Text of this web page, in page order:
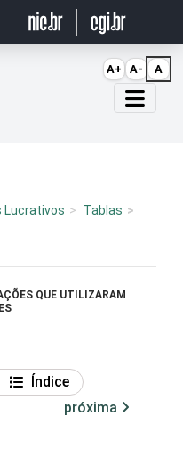
Lucrativos
Tablas
QUE UTILIZARAM
Índice
próxima
A+ A- A